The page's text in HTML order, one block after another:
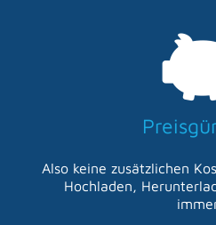
Also keine zusätzlichen
Hochladen,